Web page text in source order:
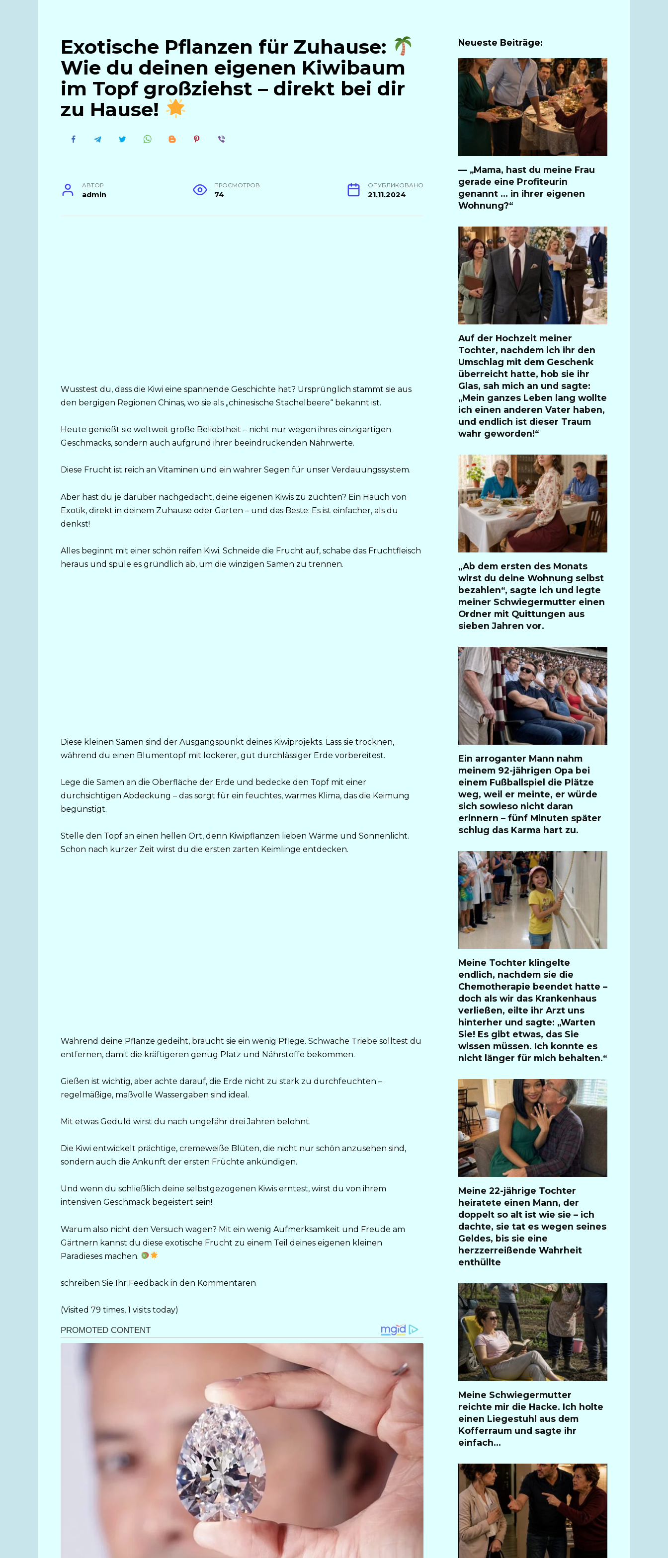
Exotische Pflanzen für Zuhause:
Wie du deinen eigenen Kiwibaum
im Topf großziehst – direkt bei dir
zu Hause!
АВТОР
admin
ПРОСМОТРОВ
74
ОПУБЛИКОВАНО
21.11.2024
Wusstest du, dass die Kiwi eine spannende Geschichte hat? Ursprünglich stammt sie aus
den bergigen Regionen Chinas, wo sie als „chinesische Stachelbeere“ bekannt ist.
Heute genießt sie weltweit große Beliebtheit – nicht nur wegen ihres einzigartigen
Geschmacks, sondern auch aufgrund ihrer beeindruckenden Nährwerte.
Diese Frucht ist reich an Vitaminen und ein wahrer Segen für unser Verdauungssystem.
Aber hast du je darüber nachgedacht, deine eigenen Kiwis zu züchten? Ein Hauch von
Exotik, direkt in deinem Zuhause oder Garten – und das Beste: Es ist einfacher, als du
denkst!
Alles beginnt mit einer schön reifen Kiwi. Schneide die Frucht auf, schabe das Fruchtfleisch
heraus und spüle es gründlich ab, um die winzigen Samen zu trennen.
Diese kleinen Samen sind der Ausgangspunkt deines Kiwiprojekts. Lass sie trocknen,
während du einen Blumentopf mit lockerer, gut durchlässiger Erde vorbereitest.
Lege die Samen an die Oberfläche der Erde und bedecke den Topf mit einer
durchsichtigen Abdeckung – das sorgt für ein feuchtes, warmes Klima, das die Keimung
begünstigt.
Stelle den Topf an einen hellen Ort, denn Kiwipflanzen lieben Wärme und Sonnenlicht.
Schon nach kurzer Zeit wirst du die ersten zarten Keimlinge entdecken.
Während deine Pflanze gedeiht, braucht sie ein wenig Pflege. Schwache Triebe solltest du
entfernen, damit die kräftigeren genug Platz und Nährstoffe bekommen.
Gießen ist wichtig, aber achte darauf, die Erde nicht zu stark zu durchfeuchten –
regelmäßige, maßvolle Wassergaben sind ideal.
Mit etwas Geduld wirst du nach ungefähr drei Jahren belohnt.
Die Kiwi entwickelt prächtige, cremeweiße Blüten, die nicht nur schön anzusehen sind,
sondern auch die Ankunft der ersten Früchte ankündigen.
Und wenn du schließlich deine selbstgezogenen Kiwis erntest, wirst du von ihrem
intensiven Geschmack begeistert sein!
Warum also nicht den Versuch wagen? Mit ein wenig Aufmerksamkeit und Freude am
Gärtnern kannst du diese exotische Frucht zu einem Teil deines eigenen kleinen
Paradieses machen.
schreiben Sie Ihr Feedback in den Kommentaren
(Visited 79 times, 1 visits today)
Neueste Beiträge:
— „Mama, hast du meine Frau
gerade eine Profiteurin
genannt … in ihrer eigenen
Wohnung?“
Auf der Hochzeit meiner
Tochter, nachdem ich ihr den
Umschlag mit dem Geschenk
überreicht hatte, hob sie ihr
Glas, sah mich an und sagte:
„Mein ganzes Leben lang wollte
ich einen anderen Vater haben,
und endlich ist dieser Traum
wahr geworden!“
„Ab dem ersten des Monats
wirst du deine Wohnung selbst
bezahlen“, sagte ich und legte
meiner Schwiegermutter einen
Ordner mit Quittungen aus
sieben Jahren vor.
Ein arroganter Mann nahm
meinem 92-jährigen Opa bei
einem Fußballspiel die Plätze
weg, weil er meinte, er würde
sich sowieso nicht daran
erinnern – fünf Minuten später
schlug das Karma hart zu.
Meine Tochter klingelte
endlich, nachdem sie die
Chemotherapie beendet hatte –
doch als wir das Krankenhaus
verließen, eilte ihr Arzt uns
hinterher und sagte: „Warten
Sie! Es gibt etwas, das Sie
wissen müssen. Ich konnte es
nicht länger für mich behalten.“
Meine 22-jährige Tochter
heiratete einen Mann, der
doppelt so alt ist wie sie – ich
dachte, sie tat es wegen seines
Geldes, bis sie eine
herzzerreißende Wahrheit
enthüllte
Meine Schwiegermutter
reichte mir die Hacke. Ich holte
einen Liegestuhl aus dem
Kofferraum und sagte ihr
einfach…